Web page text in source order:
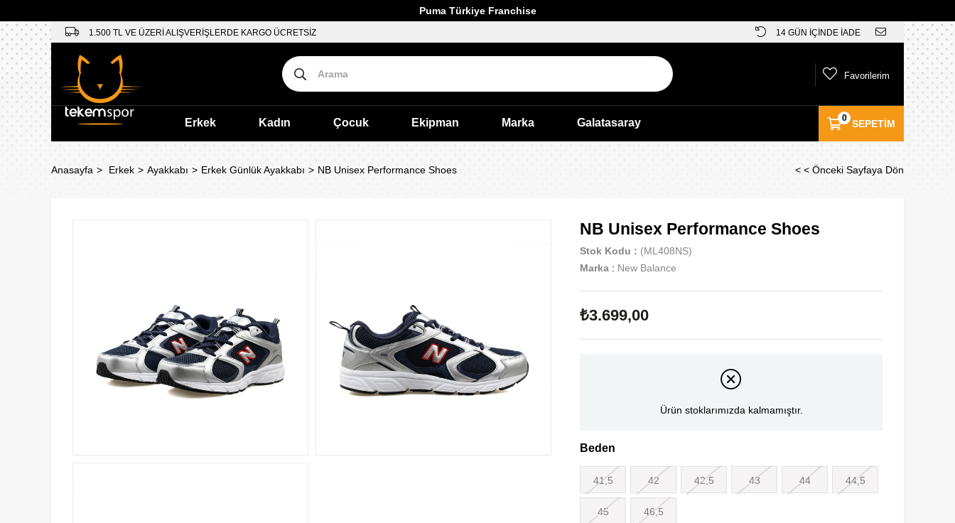
Puma Türkiye Franchise
1.500 TL VE ÜZERİ ALIŞVERİŞLERDE KARGO ÜCRETSİZ 14 GÜN İÇİNDE İADE
SEPETIM
0
Favorilerim
Erkek Kadın Çocuk Ekipman Marka Galatasaray
Anasayfa Erkek Ayakkabı Erkek Günlük Ayakkabı NB Unisex Performance Shoes < < Önceki Sayfaya Dön
NB Unisex Performance Shoes
Stok Kodu
(ML408NS)
Marka : New Balance
₺3.699,00
Ürün stoklarımızda kalmamıştır.
Beden
41,5 42 42,5 43 44 44,5
45 46,5